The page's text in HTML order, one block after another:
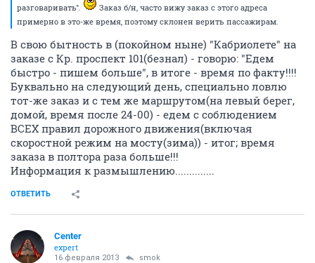
разговаривать".
Заказ б/н, часто вижу заказ с этого адреса
примерно в это-же время, поэтому склонен верить пассажирам.
В свою бытность в (покойном ныне) "Кабриолете" на
заказе с Кр. проспект 101(безнал) - говорю: "Едем
быстро - пишем больше", в итоге - время по факту!!!!
Буквально на следующий день, специально ловлю
тот-же заказ и с тем же маршрутом(на левый берег,
домой, время после 24-00) - едем с соблюдением
ВСЕХ правил дорожного движения(включая
скоростной режим на мосту(зима)) - итог; время
заказа в полтора раза больше!!!
Информация к размышлению..............
ОТВЕТИТЬ
Center
expert
16 февраля 2013 smok